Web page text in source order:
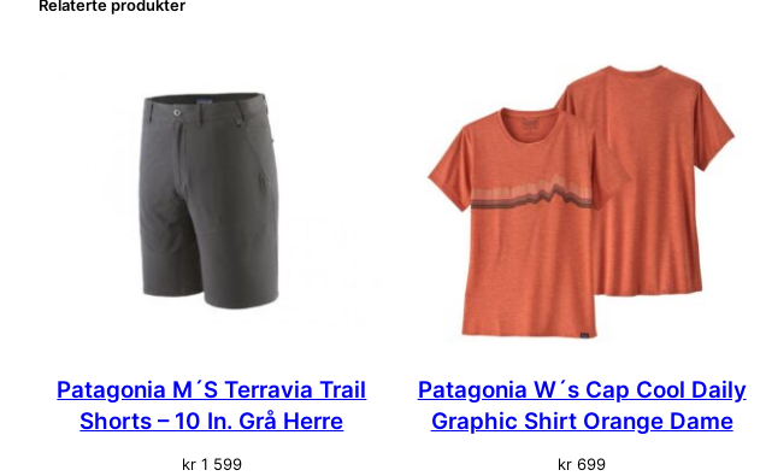
Relaterte produkter
Patagonia M´S Terravia Trail
Shorts – 10 In. Grå Herre
kr1 599
Patagonia W´s Cap Cool Daily
Graphic Shirt Orange Dame
kr 699